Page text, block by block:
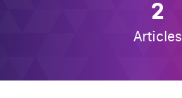
2
Articles